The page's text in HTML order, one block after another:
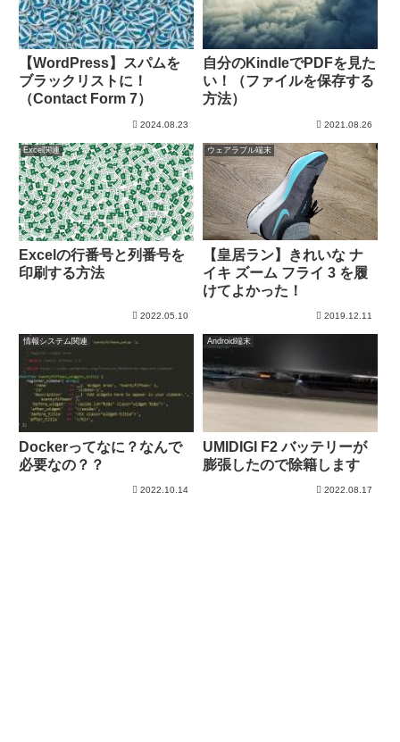
【WordPress】スパムを
ブラックリストに！
（Contact Form 7）
2024.08.23
自分のKindleでPDFを見た
い！（ファイルを保存する
方法）
2021.08.26
Excel関連
Excelの行番号と列番号を
印刷する方法
2022.05.10
ウェアラブル端末
【皇居ラン】きれいな ナ
イキ ズーム フライ 3 を履
けてよかった！
2019.12.11
情報システム関連
Dockerってなに？なんで
必要なの？？
2022.10.14
Android端末
UMIDIGI F2 バッテリーが
膨張したので除籍します
2022.08.17